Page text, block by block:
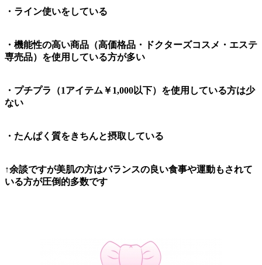
・ライン使いをしている
・機能性の高い商品（高価格品・ドクターズコスメ・エステ
専売品）を使用している方が多い
・プチプラ（1アイテム￥1,000以下）を使用している方は少
ない
・たんぱく質をきちんと摂取している
↑余談ですが美肌の方はバランスの良い食事や運動もされて
いる方が圧倒的多数です